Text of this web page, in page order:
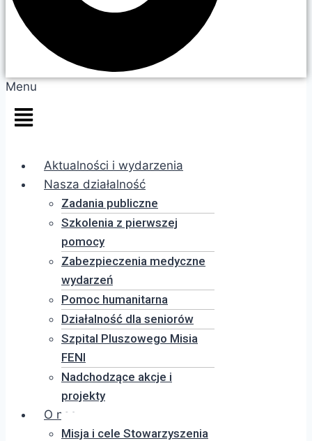
Menu
Aktualności i wydarzenia
Nasza działalność
Zadania publiczne
Szkolenia z pierwszej
pomocy
Zabezpieczenia medyczne
wydarzeń
Pomoc humanitarna
Działalność dla seniorów
Szpital Pluszowego Misia
FENI
Nadchodzące akcje i
projekty
O nas
Misja i cele Stowarzyszenia